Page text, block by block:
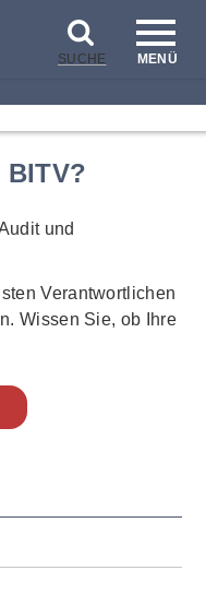
SUCHE MENÜ
Verantwortlichen
Wissen Sie, ob Ihre